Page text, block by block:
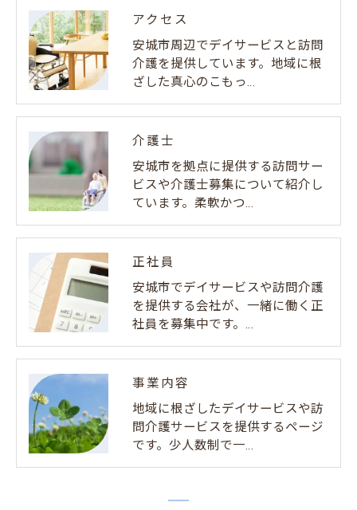
アクセス
安城市周辺でデイサービスと訪問
介護を提供しています。地域に根
ざした真心のこもっ…
介護士
安城市を拠点に提供する訪問サー
ビスや介護士募集について紹介し
ています。柔軟かつ…
正社員
安城市でデイサービスや訪問介護
を提供する会社が、一緒に働く正
社員を募集中です。…
事業内容
地域に根ざしたデイサービスや訪
問介護サービスを提供するページ
です。少人数制で一…